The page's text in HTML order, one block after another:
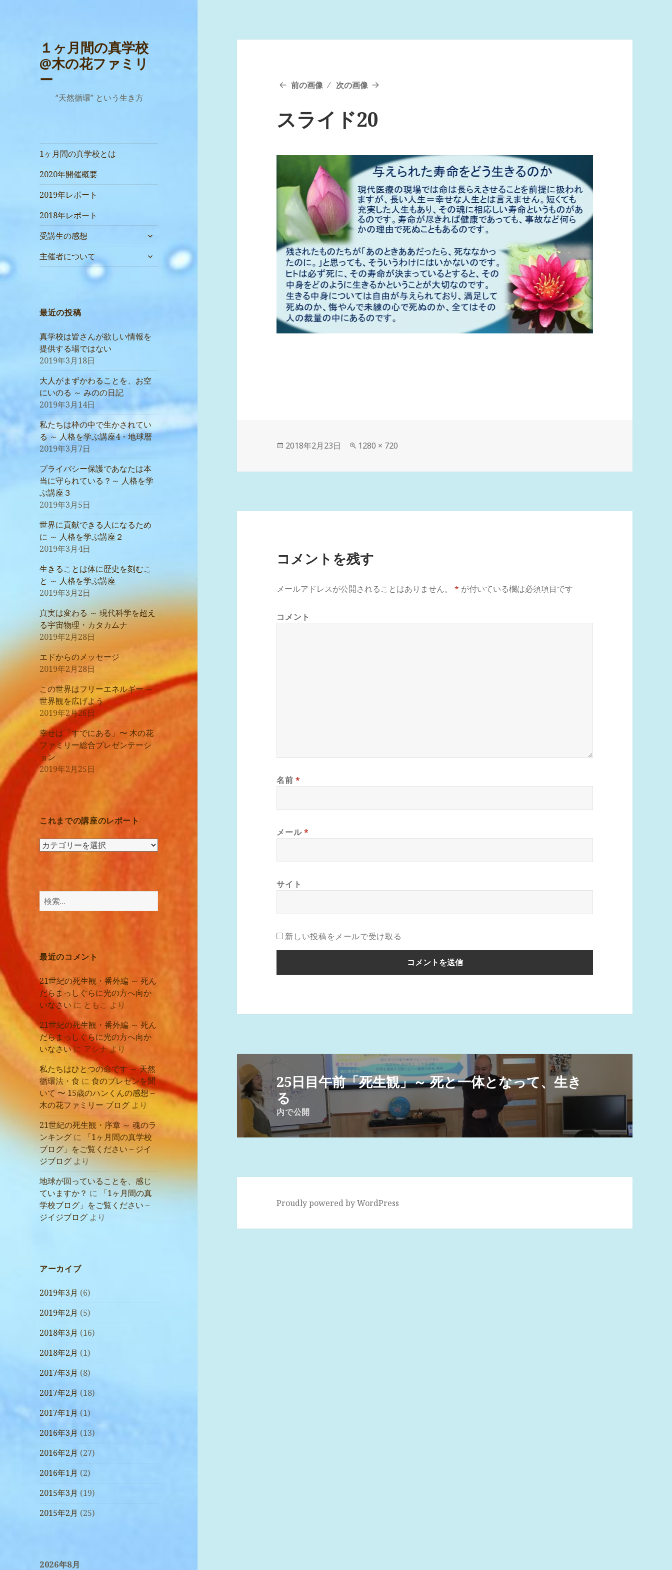
１ヶ月間の真学校
@木の花ファミリ
ー
“天然循環” という生き方
1ヶ月間の真学校とは
2020年開催概要
2019年レポート
2018年レポート
受講生の感想
サ
ブ
メ
ニ
主催者について
サ
ブ
展
最近の投稿
真学校は皆さんが欲しい情報を
提供する場ではない
2019年3月18日
大人がまずかわることを、お空
にいのる ～ みのの日記
2019年3月14日
私たちは枠の中で生かされてい
る ～ 人格を学ぶ講座4・地球暦
2019年3月7日
プライバシー保護であなたは本
当に守られている？～ 人格を学
ぶ講座３
2019年3月5日
世界に貢献できる人になるため
に ～ 人格を学ぶ講座２
2019年3月4日
生きることは体に歴史を刻むこ
と ～ 人格を学ぶ講座
2019年3月2日
真実は変わる ～ 現代科学を超え
る宇宙物理・カタカムナ
2019年2月28日
エドからのメッセージ
2019年2月28日
この世界はフリーエネルギー ～
世界観を広げよう
2019年2月26日
幸せは「すでにある」〜 木の花
ファミリー総合プレゼンテーシ
ョン
2019年2月25日
これまでの講座のレポート
こ
の
講
ポ
ー
ト
検
索:
最近のコメント
21世紀の死生観・番外編 ～ 死ん
だらまっしぐらに光の方へ向か
いなさい に ともこ より
21世紀の死生観・番外編 ～ 死ん
だらまっしぐらに光の方へ向か
いなさいに アシナより
私たちはひとつの命です ～ 天然
循環法・食 に食のプレゼンを聞
いて 〜 15歳のハンくんの感想 –
木の花ファミリー ブログ より
21世紀の死生観・序章 ～ 魂のラ
ンキング に
「1ヶ月間の真学校
ブログ」をご覧ください – ジイ
ジブログより
地球が回っていることを、感じ
ていますか？ に
「1ヶ月間の真
学校ブログ」をご覧ください –
ジイジブログ より
アーカイブ
2019年3月 (6)
2019年2月 (5)
2018年3月 (16)
2018年2月 (1)
2017年3月 (8)
2017年2月 (18)
2017年1月 (1)
2016年3月 (13)
2016年2月 (27)
2016年1月 (2)
2015年3月 (19)
2015年2月 (25)
2026年8月
前の画像 次の画像
スライド20
投
日:
2018年2月23日
フ
サ
1280 × 720
コメントを残す
メールアドレスが公開されることはありません。 * が付いている欄は必須項目です
コメント
名前*
メール*
サイト
新しい投稿をメールで受け取る
稿
ナ
ー
25日目午前「死生観」～ 死と一体となって、生き
る
内で公開
Proudly powered by WordPress